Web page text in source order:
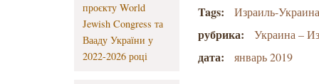
проєкту World
Jewish Congress та
Вааду України у
2022-2026 році
Tags: Израиль-
рубрика: Украина –
дата: январь 2019